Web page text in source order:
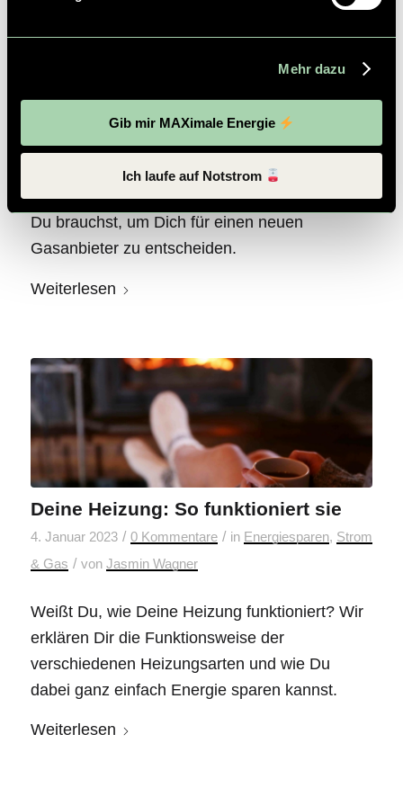
Mehr dazu
Gib mir MAXimale Energie
Ich laufe auf Notstrom
Gasanbieter in Österreich: das musst
Jasmin Wagner
Du bist auf der Suche nach einem neuen
Gasanbieter? Wir haben für Dich alle Infos, die
Du brauchst, um Dich für einen neuen
Gasanbieter zu entscheiden.
Weiterlesen
Deine Heizung: So funktioniert sie
4. Januar 2023 / 0 Kommentare / in Energiesparen, Strom
& Gas / von Jasmin Wagner
Weißt Du, wie Deine Heizung funktioniert? Wir
erklären Dir die Funktionsweise der
verschiedenen Heizungsarten und wie Du
dabei ganz einfach Energie sparen kannst.
Weiterlesen